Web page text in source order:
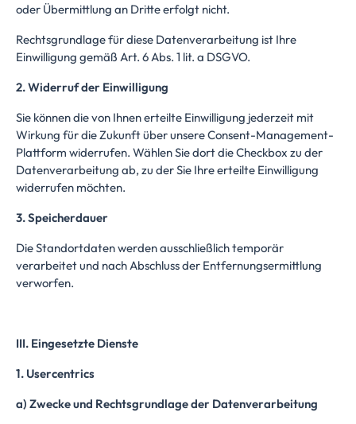
oder Übermittlung an Dritte erfolgt nicht.
Rechtsgrundlage für diese Datenverarbeitung ist Ihre
Einwilligung gemäß Art. 6 Abs. 1 lit. a DSGVO.
2. Widerruf der Einwilligung
Sie können die von Ihnen erteilte Einwilligung jederzeit mit
Wirkung für die Zukunft über unsere Consent-Management-
Plattform widerrufen. Wählen Sie dort die Checkbox zu der
Datenverarbeitung ab, zu der Sie Ihre erteilte Einwilligung
widerrufen möchten.
3. Speicherdauer
Die Standortdaten werden ausschließlich temporär
verarbeitet und nach Abschluss der Entfernungsermittlung
verworfen.
III. Eingesetzte Dienste
1. Usercentrics
a) Zwecke und Rechtsgrundlage der Datenverarbeitung